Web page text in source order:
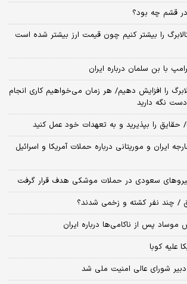
قشم چه بود؟
را بیشتر کنیم چون قیمت ارز بیشتر شده است
با بن سلمان درباره ایران
را افزایش دهیم/ هر زمان می‌خواهیم کاری انجام
نگه دارید
حقایق را بپذیرید و به تعهدات خود عمل کنید
ایران و موریتانی درباره حملات آمریکا و اسرائیل
سعودی در حملات موشکی هدف قرار گرفت
/ چند نفر کشته و زخمی شدند؟
پس از ناکامی‌ها درباره ایران
علیه کوبا
شورای عالی امنیت ملی شد